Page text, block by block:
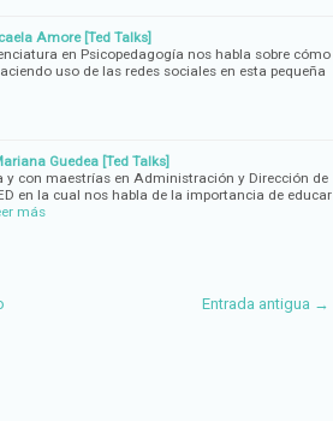
Amore [Ted Talks]
en Psicopedagogía nos habla sobre cómo
uso de las redes sociales en esta pequeña
Guedea [Ted Talks]
y con maestrías en Administración y Dirección de
en la cual nos habla de la importancia de educar
más
Entrada antigua →